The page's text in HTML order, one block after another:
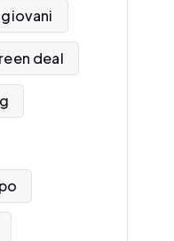
giovani
deal